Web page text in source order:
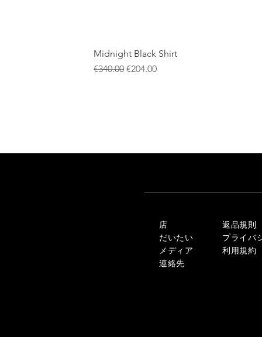
Midnight Black Shirt
通常価格
€340.00 セール価格
€204.00
店
だいたい
メディア
連絡先
返品規則
プライバ
利用規約